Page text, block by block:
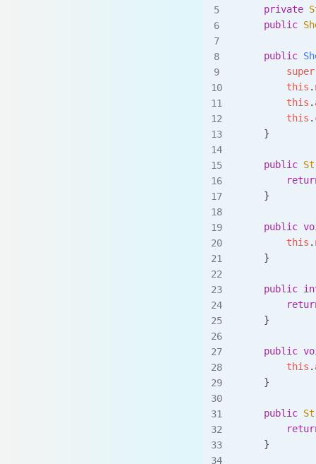
    private
    public
    public
        super
        this
.
        this
.
        this
.
    }
    public
    }
    public
        this
.
    }
    public
    }
    public
        this
.
    }
    public
    }